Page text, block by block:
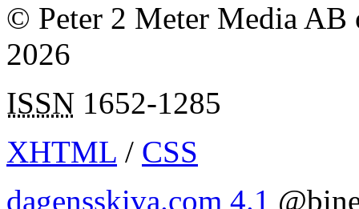
© Peter 2 Meter Media AB
2026
ISSN 1652-1285
XHTML / CSS
dagensskiva.com 4.1